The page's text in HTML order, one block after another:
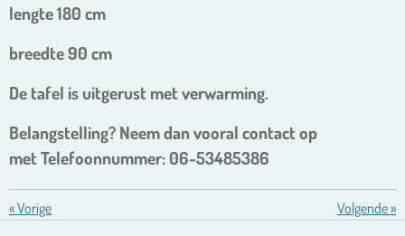
lengte 180 cm
breedte 90 cm
De tafel is uitgerust met verwarming.
Belangstelling? Neem dan vooral contact op
met Telefoonnummer: 06-53485386
«Vorige Volgende»